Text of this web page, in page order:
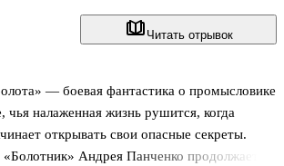
Читать отрывок
— боевая фантастика о промысловике
чья налаженная жизнь рушится, когда
открывать свои опасные секреты.
Андрея Панченко продолжает